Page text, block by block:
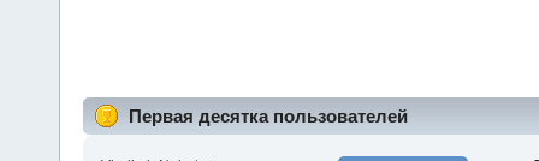
Первая десятка пользователей